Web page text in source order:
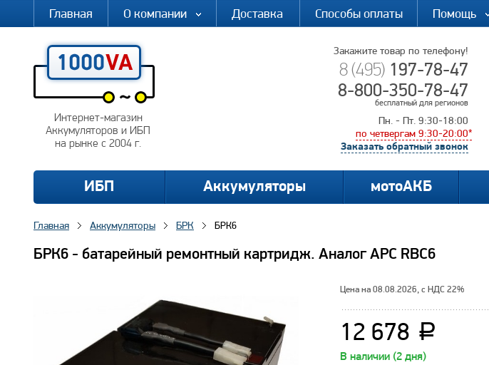
Главная О компании Доставка Способы оплаты Помощь
Интернет-магазин
Аккумуляторов и ИБП
на рынке с 2004 г.
Закажите товар по телефону!
8 (495) 197-78-47
8-800-350-78-47
бесплатный для регионов
Пн. - Пт. 9:30-18:00
по четвергам 9:30-20:00*
Заказать обратный звонок
ИБП Аккумуляторы мотоАКБ
Главная Аккумуляторы БРК БРК6
БРК6 - батарейный ремонтный картридж. Аналог APC RBC6
Цена на 08.08.2026, с НДС 22%
12 678 a
В наличии (2 дня)